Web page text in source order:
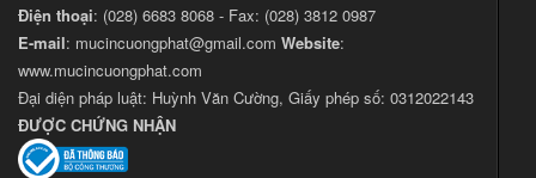
Điện thoại: (028) 6683 8068 - Fax: (028) 3812 0987
E-mail: mucincuongphat@gmail.com Website:
www.mucincuongphat.com
Đại diện pháp luật: Huỳnh Văn Cường, Giấy phép số: 0312022143
ĐƯỢC CHỨNG NHẬN